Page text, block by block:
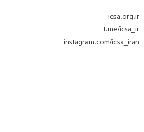
icsa.org.ir
t.me/icsa_ir
instagram.com/icsa_iran